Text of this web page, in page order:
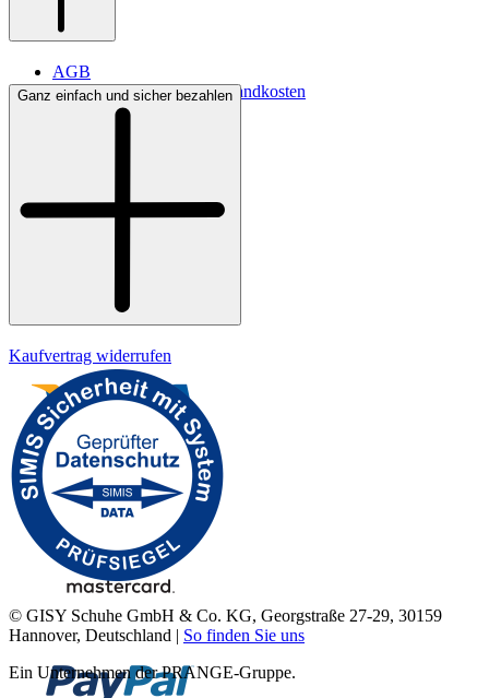
AGB
Lieferbedingungen & Versandkosten
Bezahlung
Ganz einfach und sicher bezahlen
Kaufvertrag widerrufen
© GISY Schuhe GmbH & Co. KG, Georgstraße 27-29, 30159
Hannover, Deutschland | So finden Sie uns
Ein Unternehmen der PRANGE-Gruppe.